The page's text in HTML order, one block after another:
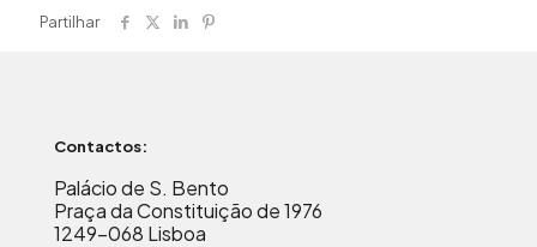
Partilhar
Contactos:
Palácio de S. Bento
Praça da Constituição de 1976
1249-068 Lisboa